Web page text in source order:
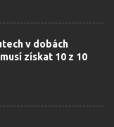
v dobách
získat 10 z 10